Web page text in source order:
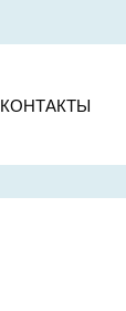
КОНТАКТЫ